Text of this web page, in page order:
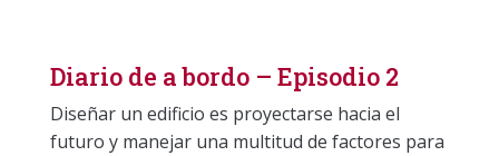
Diario de a bordo – Episodio 2
Diseñar un edificio es proyectarse hacia el
futuro y manejar una multitud de factores para